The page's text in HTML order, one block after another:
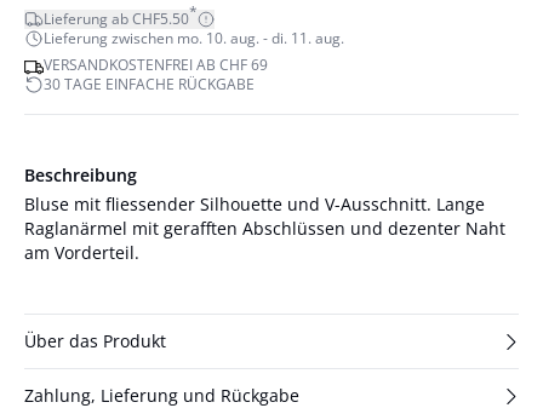
Lieferung ab CHF5.50*
Lieferung zwischen mo. 10. aug. - di. 11. aug.
VERSANDKOSTENFREI AB CHF 69
30 TAGE EINFACHE RÜCKGABE
Beschreibung
Bluse mit fliessender Silhouette und V-Ausschnitt. Lange
Raglanärmel mit gerafften Abschlüssen und dezenter Naht
am Vorderteil.
Über das Produkt
Zahlung, Lieferung und Rückgabe